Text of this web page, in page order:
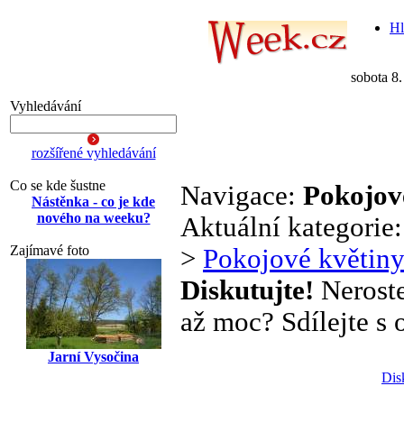
sobota
Vyhledávání
rozšířené vyhledávání
Co se kde šustne
Nástěnka - co je kde
nového na weeku?
Zajímavé foto
Jarní Vysočina
Navigace:
Aktuální
> Pokojové květiny
Diskutujte!
až moc? Sdílejte s